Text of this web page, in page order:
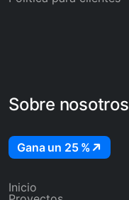
Sobre nosotros
Gana un 25 %
Inicio